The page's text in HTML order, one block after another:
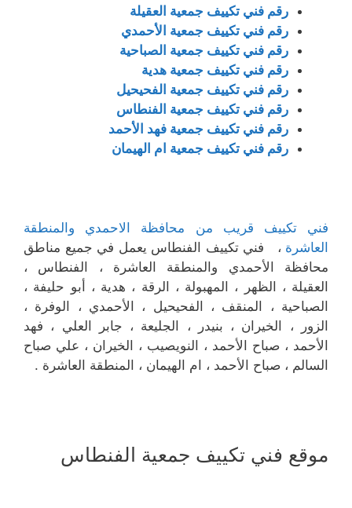
رقم فني تكييف جمعية العقيلة
رقم فني تكييف جمعية الأحمدي
رقم فني تكييف جمعية الصباحية
رقم فني تكييف جمعية هدية
رقم فني تكييف جمعية الفحيحيل
رقم فني تكييف جمعية الفنطاس
رقم فني تكييف جمعية فهد الأحمد
رقم فني تكييف جمعية ام الهيمان
فني تكييف قريب من محافظة الاحمدي والمنطقة
العاشرة ، فني تكييف الفنطاس يعمل في جميع مناطق
محافظة الأحمدي والمنطقة العاشرة ، الفنطاس ،
العقيلة ، الظهر ، المهبولة ، الرقة ، هدية ، أبو حليفة ،
الصباحية ، المنقف ، الفحيحيل ، الأحمدي ، الوفرة ،
الزور ، الخيران ، بنيدر ، الجليعة ، جابر العلي ، فهد
الأحمد ، صباح الأحمد ، النويصيب ، الخيران ، علي صباح
السالم ، صباح الأحمد ، ام الهيمان ، المنطقة العاشرة .
موقع فني تكييف جمعية الفنطاس